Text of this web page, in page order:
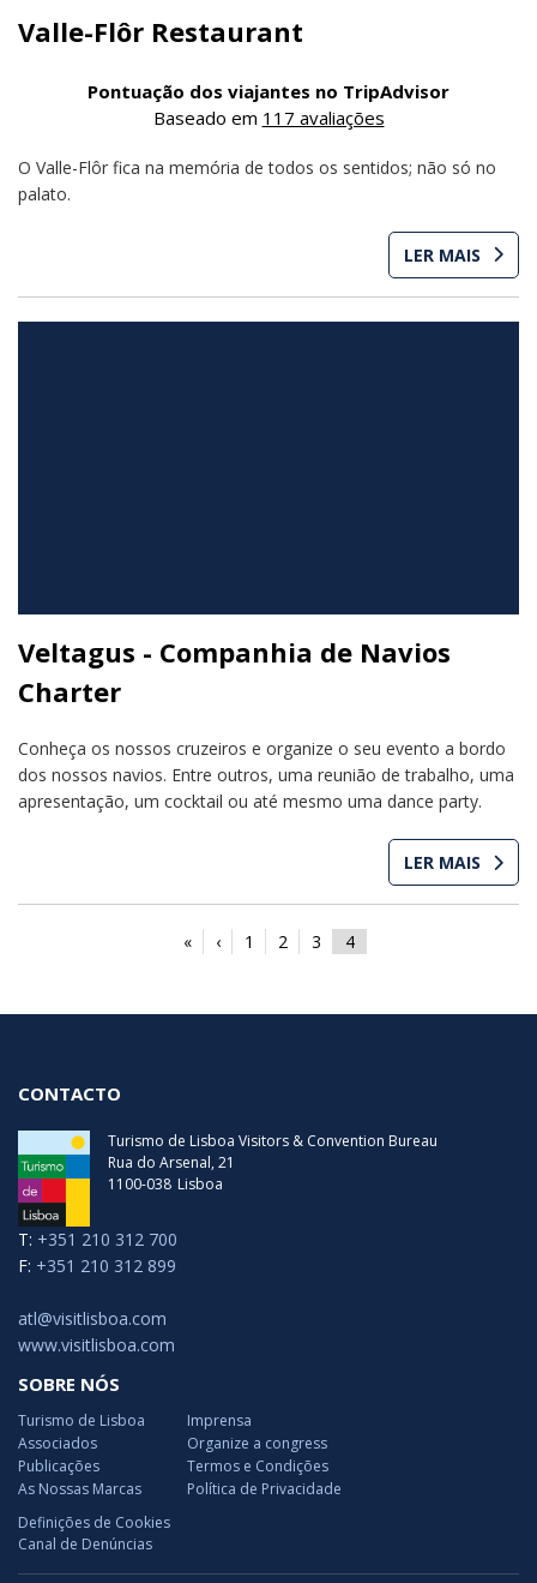
Valle-Flôr Restaurant
Pontuação dos viajantes no TripAdvisor
Baseado em 117 avaliações
O Valle-Flôr fica na memória de todos os sentidos; não só no
palato.
LER MAIS
Veltagus - Companhia de Navios
Charter
Conheça os nossos cruzeiros e organize o seu evento a bordo
dos nossos navios. Entre outros, uma reunião de trabalho, uma
apresentação, um cocktail ou até mesmo uma dance party.
LER MAIS
« ‹ 1 2 3 4
CONTACTO
Turismo de Lisboa Visitors & Convention Bureau
Rua do Arsenal, 21
1100-038 Lisboa
T: +351 210 312 700
F: +351 210 312 899
atl@visitlisboa.com
www.visitlisboa.com
SOBRE NÓS
Turismo de Lisboa
Associados
Publicações
As Nossas Marcas
Imprensa
Organize a congress
Termos e Condições
Política de Privacidade
Definições de Cookies
Canal de Denúncias